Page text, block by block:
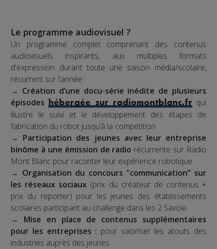
Le programme audiovisuel ?
Un programme complet comprenant des contenus
audiovisuels inspirants, aux multiples formats
d'expression durant toute une saison média/scolaire,
récurrent sur l’année :
→ Création d’une docu-série inédite de plusieurs
épisodes hébergée sur radiomontblanc.frqui
illustre le suivi et le développement des étapes de
fabrication du robot jusqu’à la compétition
→ Participation des jeunes avec leur entreprise
binôme à une émission de radio récurrente sur Radio
Mont Blanc pour raconter leur expérience robotique
→ Organisation du concours "communication” sur
les réseaux sociaux (prix du créateur de contenus +
prix du reporter) pour les jeunes des établissements
scolaires participant au challenge dans les 2 Savoie
→ Mise en place de contenus supplémentaires
pour les entreprises : pour valoriser les atouts des
industries auprès des jeunes